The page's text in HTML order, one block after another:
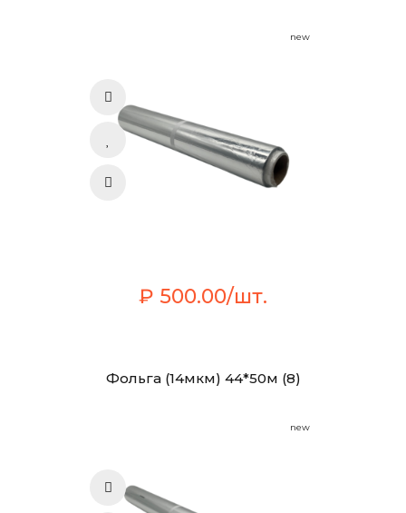
new
₽ 500.00/шт.
Фольга (14мкм) 44*50м (8)
new